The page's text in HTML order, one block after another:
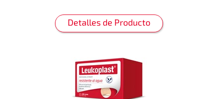
Detalles de Producto